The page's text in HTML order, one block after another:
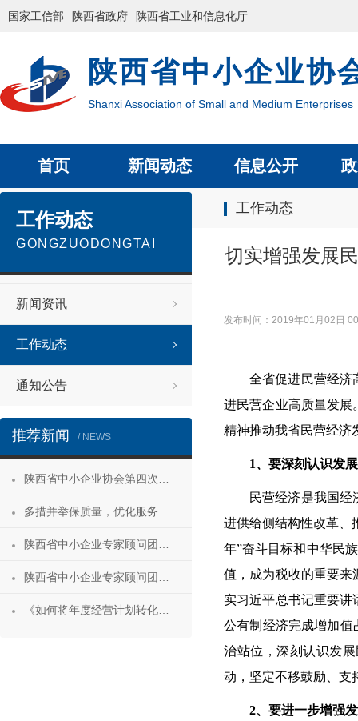
国家工信部 陕西省政府 陕西省工业和信息化厅
陕西省中小企业协
Shanxi Association of Small and Medium Enterprises
首页 新闻动态 信息公开
工作动态
工作动态
GONGZUODONGTAI
新闻资讯
工作动态
通知公告
推荐新闻 / NEWS
切实增强发展
发布时间：2019年01月02
全省促进民营经济
进民营企业高质量发展
精神推动我省民营经济
1、要深刻认识发
民营经济是我国
进供给侧结构性改革、
年”奋斗目标和中华民
值，成为税收的重要来
实习近平总书记重要
公有制经济完成增加值
治站位，深刻认识发
动，坚定不移鼓励、支
2、要进一步增强